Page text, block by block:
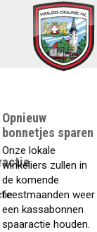
Opnieuw
bonnetjes sparen
Onze lokale
winkeliers zullen in
de komende
feestmaanden weer
een kassabonnen
spaaractie houden.